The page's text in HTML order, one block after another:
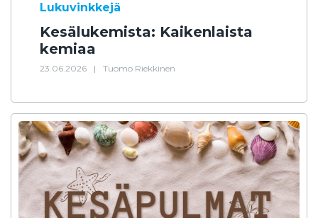
Lukuvinkkejä
Kesälukemista: Kaikenlaista
kemiaa
23.06.2026 | Tuomo Riekkinen